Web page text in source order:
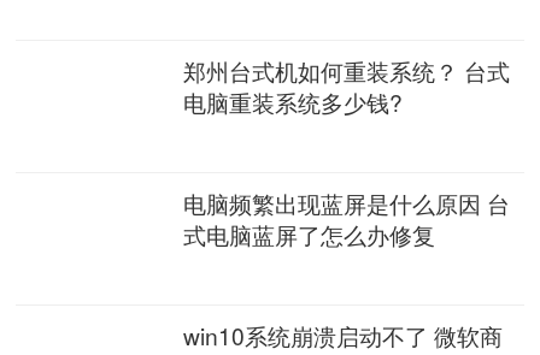
郑州台式机如何重装系统？ 台式
电脑重装系统多少钱?
电脑频繁出现蓝屏是什么原因 台
式电脑蓝屏了怎么办修复
win10系统崩溃启动不了 微软商